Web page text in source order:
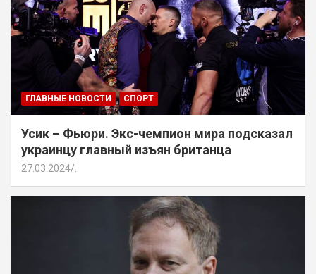
ГЛАВНЫЕ НОВОСТИ СПОРТ
Усик – Фьюри. Экс-чемпион мира подсказал
украинцу главный изъян британца
27.03.2024 .